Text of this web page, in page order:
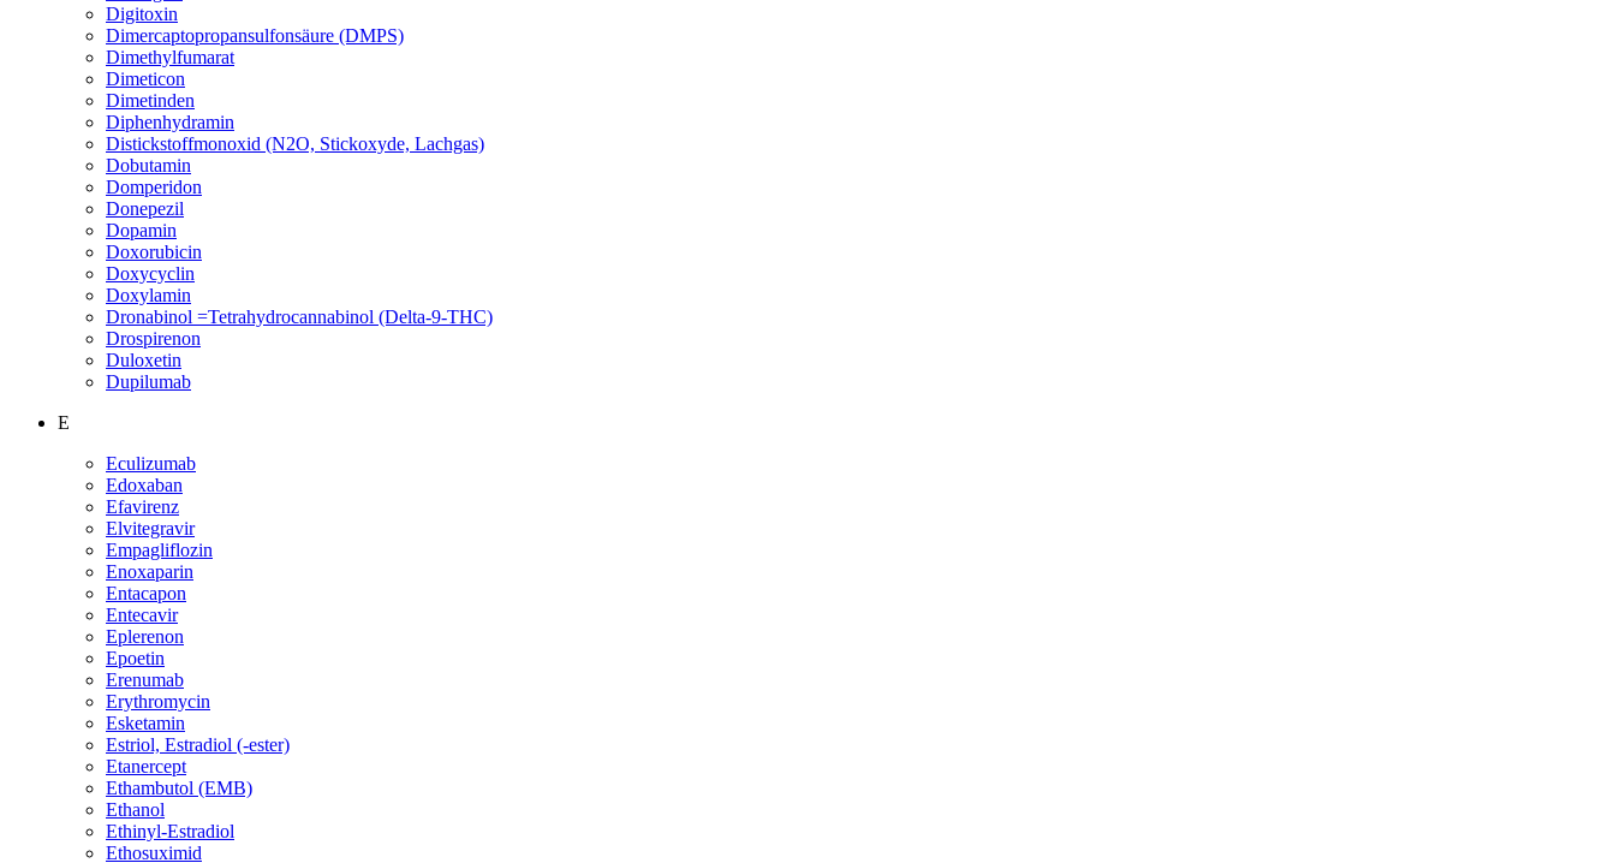
Digitoxin
Dimercaptopropansulfonsäure (DMPS)
Dimethylfumarat
Dimeticon
Dimetinden
Diphenhydramin
Distickstoffmonoxid (N2O, Stickoxyde, Lachgas)
Dobutamin
Domperidon
Donepezil
Dopamin
Doxorubicin
Doxycyclin
Doxylamin
Dronabinol =Tetrahydrocannabinol (Delta-9-THC)
Drospirenon
Duloxetin
Dupilumab
E
Eculizumab
Edoxaban
Efavirenz
Elvitegravir
Empagliflozin
Enoxaparin
Entacapon
Entecavir
Eplerenon
Epoetin
Erenumab
Erythromycin
Esketamin
Estriol, Estradiol (-ester)
Etanercept
Ethambutol (EMB)
Ethanol
Ethinyl-Estradiol
Ethosuximid